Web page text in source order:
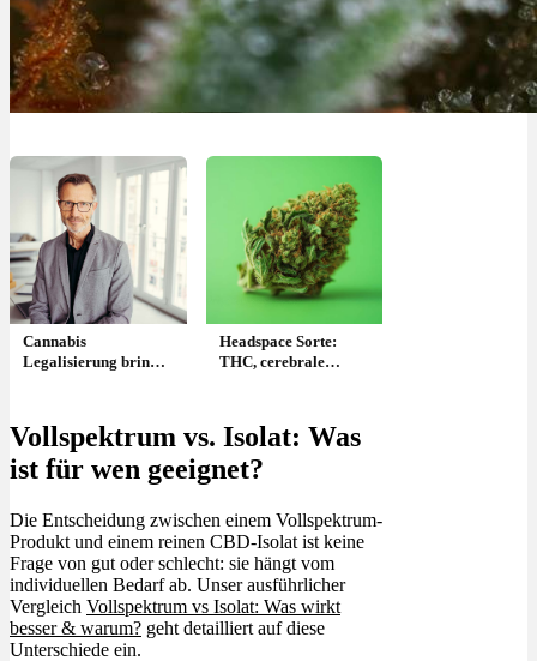
Cannabis
Legalisierung bringt
Headspace Sorte:
THC, cerebrale
Vollspektrum vs. Isolat: Was
ist für wen geeignet?
Die Entscheidung zwischen einem Vollspektrum-
Produkt und einem reinen CBD-Isolat ist keine
Frage von gut oder schlecht: sie hängt vom
individuellen Bedarf ab. Unser ausführlicher
Vergleich Vollspektrum vs Isolat: Was wirkt
besser & warum? geht detailliert auf diese
Unterschiede ein.